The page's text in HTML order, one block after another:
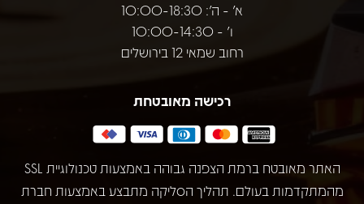
א' - ה': 10:00-18:30
ו' - 10:00-14:30
רחוב שמאי 12 בירושלים
רכישה מאובטחת
האתר מאובטח ברמת הצפנה גבוהה באמצעות טכנולוגיית SSL
מהמתקדמות בעולם. תהליך הסליקה מתבצע באמצעות חברת